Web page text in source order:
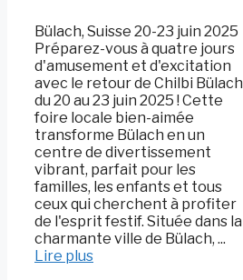
Bülach, Suisse 20-23 juin 2025
Préparez-vous à quatre jours
d'amusement et d'excitation
avec le retour de Chilbi Bülach
du 20 au 23 juin 2025 ! Cette
foire locale bien-aimée
transforme Bülach en un
centre de divertissement
vibrant, parfait pour les
familles, les enfants et tous
ceux qui cherchent à profiter
de l'esprit festif. Située dans la
charmante ville de Bülach, ...
Lire plus